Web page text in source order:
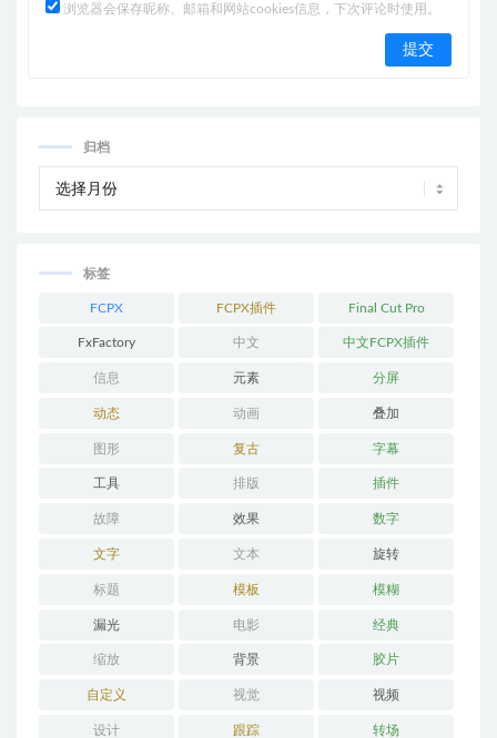
浏览器会保存昵称、邮箱和网站cookies信息，下次评论时使用。
归档
标签
FCPX FCPX插件 Final Cut Pro
FxFactory 中文 中文FCPX插件
信息 元素 分屏
动态 动画 叠加
图形 复古 字幕
工具 排版 插件
故障 效果 数字
文字 文本 旋转
标题 模板 模糊
漏光 电影 经典
缩放 背景 胶片
自定义 视觉 视频
设计 跟踪 转场